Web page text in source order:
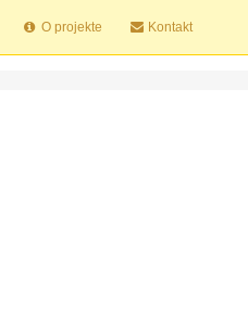
O projekte Kontakt